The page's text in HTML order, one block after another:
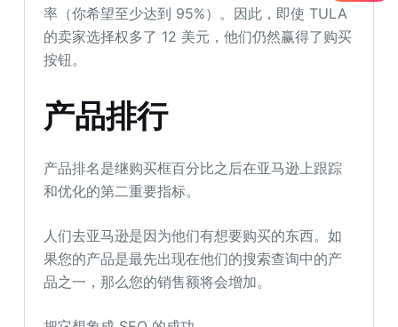
率（你希望至少达到 95%）。因此，即使 TULA
的卖家选择权多了 12 美元，他们仍然赢得了购买
按钮。
产品排行
产品排名是继购买框百分比之后在亚马逊上跟踪
和优化的第二重要指标。
人们去亚马逊是因为他们有想要购买的东西。如
果您的产品是最先出现在他们的搜索查询中的产
品之一，那么您的销售额将会增加。